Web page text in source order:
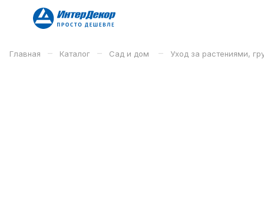
Главная – Каталог – Сад и дом – Уход за растениями,